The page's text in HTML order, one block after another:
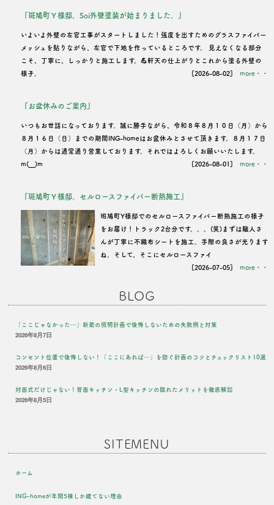
『斑鳩町Ｙ様邸。Soi外壁塗装が始まりました。』
いよいよ外壁の左官工事がスタートしました！強度を出すためのグラスファイバー
メッシュを貼りながら、左官で下地を作っているところです。 見えなくなる部分
こそ、丁寧に、しっかりと施工します。💪軒天の仕上がりとこれから塗る外壁の
様子。 [2026-08-02] more・・
『お盆休みのご案内』
いつもお世話になっております。誠に勝手ながら、令和８年８月１０日（月）から
８月１６日（日）までの期間ING-homeはお盆休みとさせて頂きます。８月１７日
（月）からは通常通り営業しております。それではよろしくお願いいたします。
m(__)m [2026-08-01] more・・
『斑鳩町Ｙ様邸。セルロースファイバー断熱施工』
班鳩町Y様邸でのセルロースファイバー断熱施工の様子
をお届け！トラック2台分です。。。(笑)まずは職人さ
んが丁寧に不織布シートを施工。手際の良さが光ります
ね。そして、そこにセルロースファイ
[2026-07-05] more・・
BLOG
「ここじゃなかった…」新築の照明計画で後悔しないための失敗例と対策
2026年8月7日
コンセント位置で後悔しない！「ここにあれば…」を防ぐ計画のコツとチェックリスト10選
2026年8月6日
対面式だけじゃない！背面キッチン・L型キッチンの隠れたメリットを徹底解説
2026年8月5日
SITEMENU
ホーム
ING-homeが年間5棟しか建てない理由